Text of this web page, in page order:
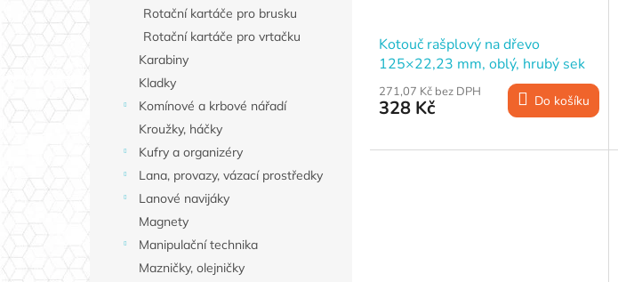
Rotační kartáče pro brusku
Rotační kartáče pro vrtačku
Karabiny
Kladky
Komínové a krbové nářadí
Kroužky, háčky
Kufry a organizéry
Lana, provazy, vázací prostředky
Lanové navijáky
Magnety
Manipulační technika
Mazničky, olejničky
Kotouč rašplový na dřevo
125×22,23 mm, oblý, hrubý sek
271,07 Kč bez DPH
328 Kč Do košíku